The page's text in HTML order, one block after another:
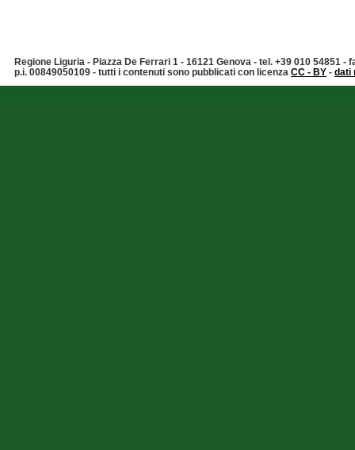
Regione Liguria - Piazza De Ferrari 1 - 16121 Genova - tel. +39 010 54851 -
p.i. 00849050109 - tutti i contenuti sono pubblicati con licenza CC - BY - dati